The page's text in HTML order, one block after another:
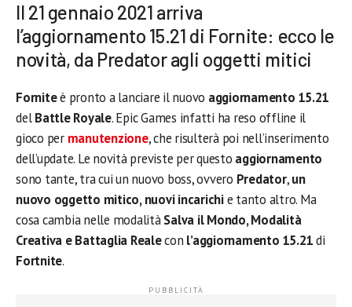
Il 21 gennaio 2021 arriva
l’aggiornamento 15.21 di Fornite: ecco le
novità, da Predator agli oggetti mitici
Forniteè pronto a lanciare il nuovo aggiornamento 15.21
delBattle Royale. Epic Games infatti ha reso offline il
gioco per manutenzione, che risulterà poi nell’inserimento
dell’update. Le novità previste per questo aggiornamento
sono tante, tra cui un nuovo boss, ovvero Predator,un
nuovo oggetto mitico, nuovi incarichie tanto altro. Ma
cosa cambia nelle modalitàSalva il Mondo, Modalità
Creativa e Battaglia Realecon l’aggiornamento 15.21di
Fortnite.